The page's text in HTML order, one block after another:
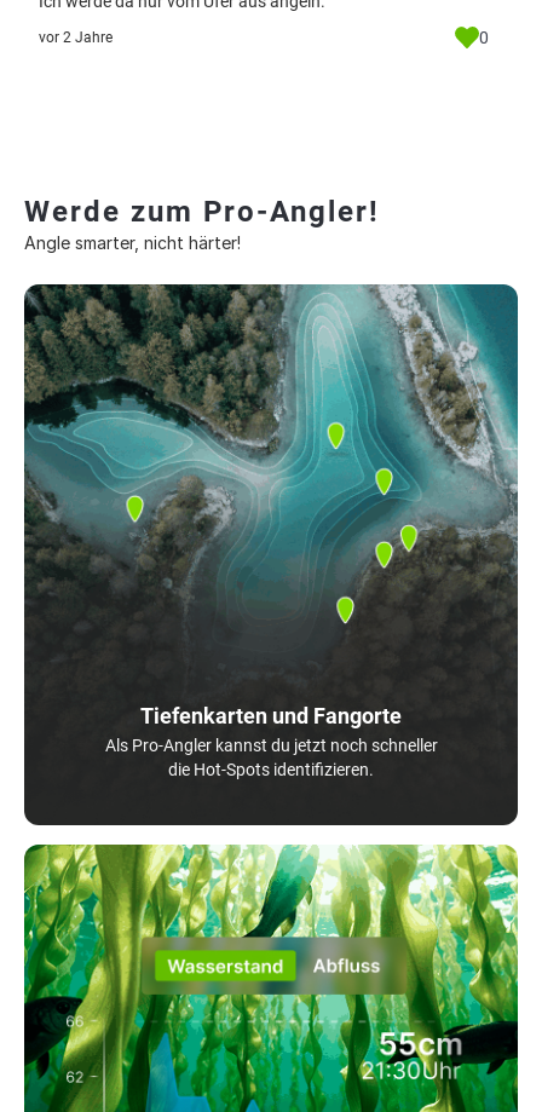
vor 2 Jahre 0
Werde zum Pro-Angler!
Angle smarter, nicht härter!
Tiefenkarten und Fangorte
Als Pro-Angler kannst du jetzt noch schneller
die Hot-Spots identifizieren.